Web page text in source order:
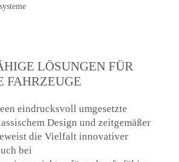
LÖSUNGEN FÜR
FAHRZEUGE
eindrucksvoll umgesetzte
Design und zeitgemäßer
die Vielfalt innovativer
bei